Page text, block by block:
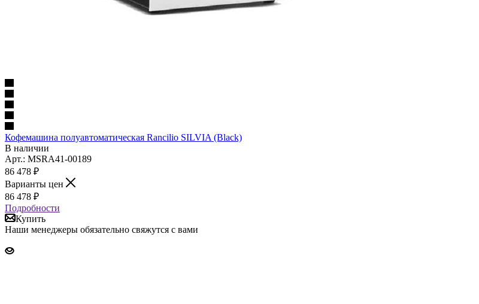
Кофемашина полуавтоматическая Rancilio SILVIA (Black)
В наличии
Арт.: MSRA41-00189
86 478 ₽
Варианты цен
86 478 ₽
Подробности
Купить
Наши менеджеры обязательно свяжутся с вами